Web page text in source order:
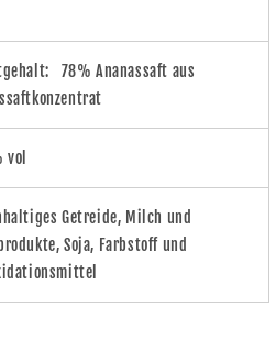
78% Ananassaft aus
vol
Getreide, Milch und
Soja, Farbstoff und